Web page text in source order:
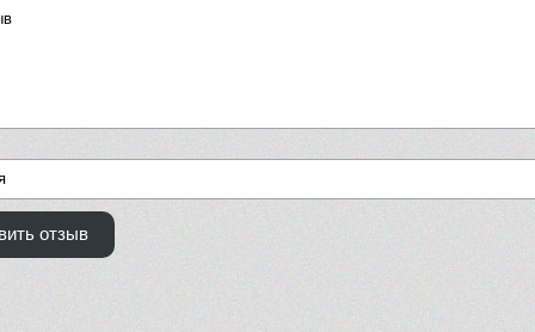
отзыв